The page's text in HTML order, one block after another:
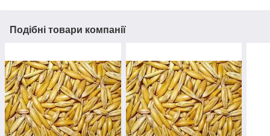
Подібні товари компанії